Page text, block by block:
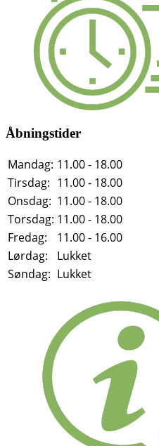
Åbningstider
Mandag: 11.00 - 18.00
Tirsdag: 11.00 - 18.00
Onsdag: 11.00 - 18.00
Torsdag: 11.00 - 18.00
Fredag:
11.00 - 16.00
Lørdag:
Lukket
Søndag: Lukket